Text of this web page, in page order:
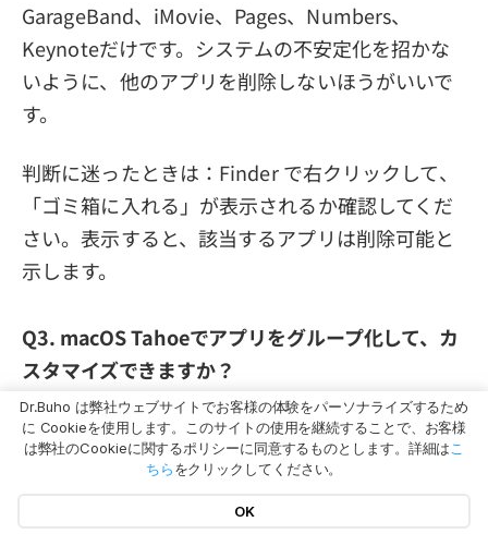
GarageBand、iMovie、Pages、Numbers、
Keynoteだけです。システムの不安定化を招かな
いように、他のアプリを削除しないほうがいいで
す。
判断に迷ったときは：Finder で右クリックして、
「ゴミ箱に入れる」が表示されるか確認してくだ
さい。表示すると、該当するアプリは削除可能と
示します。
Q3. macOS Tahoeでアプリをグループ化して、カ
スタマイズできますか？
A. 純正の Spotlight「アプリ」ビューには、旧
Launchpadのようなフォルダ作成・グループ化機
能はありません。デフォルのカテゴリによる絞り
込みは可能ですが、ユーザーが自由にフォルダを
Dr.Buho は弊社ウェブサイトでお客様の体験をパーソナライズするため
に Cookieを使用します。このサイトの使用を継続することで、お客様
は弊社のCookieに関するポリシーに同意するものとします。詳細は こ
ちらをクリックしてください。
OK